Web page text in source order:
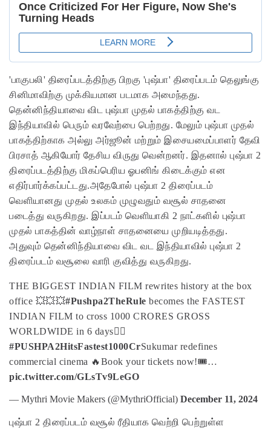
'பாகுபலி' திரைப்படத்திற்கு பிறகு 'புஷ்பா' திரைப்படம் தெலுங்கு
சினிமாவிற்கு முக்கியமான படமாக அமைந்தது.
தென்னிந்தியாவை விட புஷ்பா முதல் பாகத்திற்கு வட
இந்தியாவில் பெரும் வரவேற்பை பெற்றது. மேலும் புஷ்பா முதல்
பாகத்திற்காக அல்லு அர்ஜூன் மற்றும் இசையமைப்பாளர் தேவி
பிரசாத் ஆகியோர் தேசிய விருது வென்றனர். இதனால் புஷ்பா 2
திரைப்படத்திற்கு மிகப்பெரிய ஓபனிங் கிடைக்கும் என
எதிர்பார்க்கப்பட்டது.அதேபோல் புஷ்பா 2 திரைப்படம்
வெளியானது முதல் உலகம் முழுவதும் வசூல் சாதனை
படைத்து வருகிறது. இப்படம் வெளியாகி 2 நாட்களில் புஷ்பா
முதல் பாகத்தின் வாழ்நாள் சாதனையை முறியடித்தது.
அதுவும் தென்னிந்தியாவை விட வட இந்தியாவில் புஷ்பா 2
திரைப்படம் வசூலை வாரி குவித்து வருகிறது.
THE BIGGEST INDIAN FILM rewrites history at the box
office 💥💥💥#Pushpa2TheRule becomes the FASTEST
INDIAN FILM to cross 1000 CRORES GROSS
WORLDWIDE in 6 days❤‍🔥
#PUSHPA2HitsFastest1000CrSukumar redefines
commercial cinema 🔥 Book your tickets now!🎟️…
pic.twitter.com/GLsTv9LeGO
— Mythri Movie Makers (@MythriOfficial) December 11, 2024
புஷ்பா 2 திரைப்படம் வசூல் ரீதியாக வெற்றி பெற்றுள்ள